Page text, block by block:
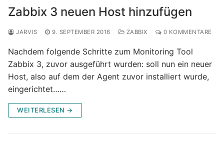
Zabbix 3 neuen Host hinzufügen
JARVIS 9. SEPTEMBER 2016 ZABBIX 0 KOMMENTARE
Nachdem folgende Schritte zum Monitoring Tool
Zabbix 3, zuvor ausgeführt wurden: soll nun ein neuer
Host, also auf dem der Agent zuvor installiert wurde,
eingerichtet……
WEITERLESEN →